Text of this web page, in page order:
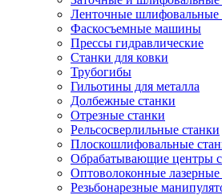
Ленточные шлифовальные
Фаскосъемные машины
Прессы гидравлические
Станки для ковки
Трубогибы
Гильотины для металла
Долбежные станки
Отрезные станки
Рельсосверлильные станки
Плоскошлифовальные
Обрабатывающие центры
Оптоволоконные лазерные
Резьбонарезные